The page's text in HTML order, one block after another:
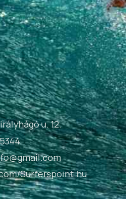
u. 12.
Surferspoint.hu